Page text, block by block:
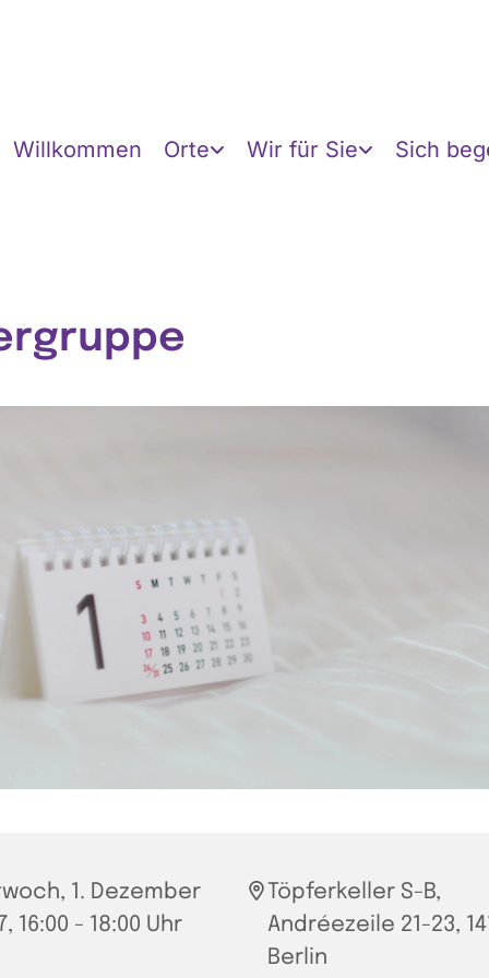
Willkommen Orte Wir für Sie Sich
1. Dezember
16:00 - 18:00 Uhr
Töpferkeller S-B,
Andréezeile 21-23,
Berlin